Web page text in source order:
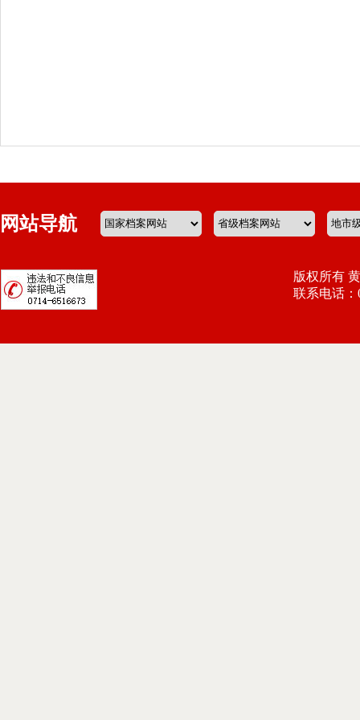
网站导航
版权所有
联系电话：